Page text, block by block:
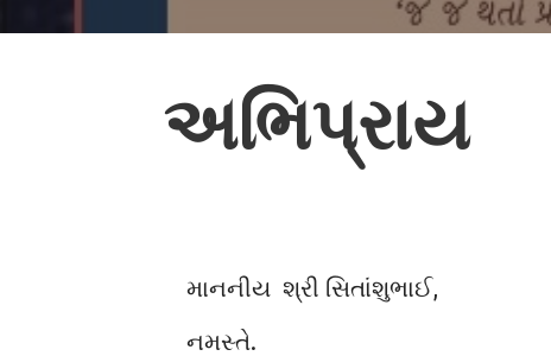
અભિપ્રાય
માનનીય શ્રી સિતાંશુભાઈ,
નમસ્તે.